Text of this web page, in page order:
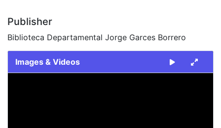
Publisher
Biblioteca Departamental Jorge Garces Borrero
Images & Videos